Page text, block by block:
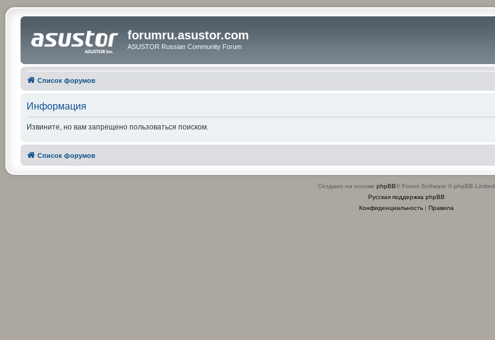
forumru.asustor.com
ASUSTOR Russian Community Forum
Список форумов
Информация
Извините, но вам запрещено пользоваться поиском.
Список форумов
Создано на основе phpBB® Forum Software © phpBB Limited
Русская поддержка phpBB
Конфиденциальность| Правила